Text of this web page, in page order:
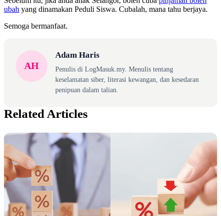
ubah yang dinamakan Peduli Siswa. Cubalah, mana tahu berjaya.
Semoga bermanfaat.
AH
Adam Haris
Penulis di LogMasuk.my. Menulis tentang
keselamatan siber, literasi kewangan, dan kesedaran
penipuan dalam talian.
Related Articles